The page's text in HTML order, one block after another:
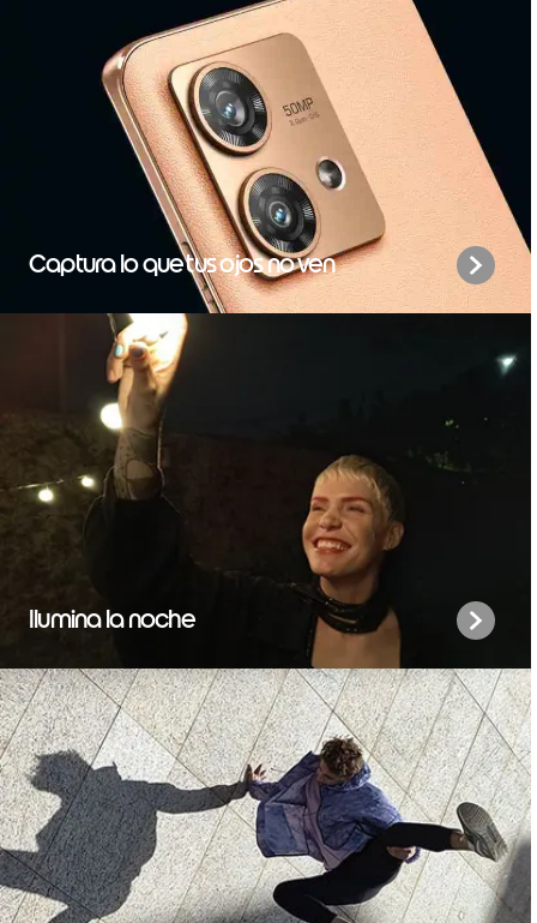
Captura lo que tus ojos no ven
Ilumina la noche